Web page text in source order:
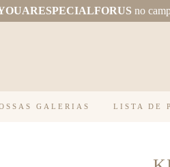
no
GALERIAS LISTA DE